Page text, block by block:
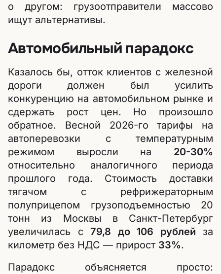
о другом: грузоотправители массово
ищут альтернативы.
Автомобильный парадокс
Казалось бы, отток клиентов с железной
дороги должен был усилить
конкуренцию на автомобильном рынке и
сдержать рост цен. Но произошло
обратное. Весной 2026-го тарифы на
автоперевозки с температурным
режимом выросли на 20-30%
относительно аналогичного периода
прошлого года. Стоимость доставки
тягачом с рефрижераторным
полуприцепом грузоподъемностью 20
тонн из Москвы в Санкт-Петербург
увеличилась с 79,8 до 106 рублей за
километр без НДС — прирост 33%.
Парадокс объясняется просто: